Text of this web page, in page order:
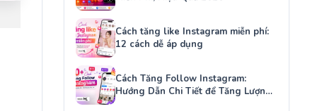
Cách tăng like Instagram miễn phí:
12 cách dễ áp dụng
Cách Tăng Follow Instagram:
Hướng Dẫn Chi Tiết để Tăng Lượng
Người Theo Dõi Của Bạn